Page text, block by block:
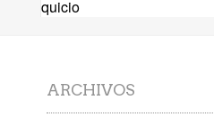
quicio
ARCHIVOS